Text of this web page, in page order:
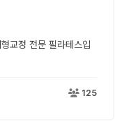
교정 전문 필라테스입
125